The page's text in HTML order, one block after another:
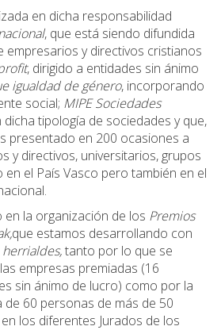
en dicha responsabilidad
, que está siendo difundida
empresarios y directivos cristianos
, dirigido a entidades sin ánimo
igualdad de género, incorporando
social; MIPE Sociedades
tipología de sociedades y que,
presentado en 200 ocasiones a
y directivos, universitarios, grupos
el País Vasco pero también en el
en la organización de los Premios
que estamos desarrollando con
herrialdes,tanto por lo que se
empresas premiadas (16
sin ánimo de lucro) como por la
60 personas de más de 50
los diferentes Jurados de los